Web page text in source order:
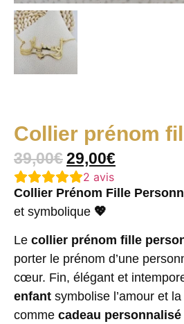
Collier prénom
39,00€29,00€
2 avis
Collier Prénom Fille
et symbolique 💖
Le collier prénom fille
porter le prénom d’une
cœur. Fin, élégant et
enfant symbolise l’amour et
comme cadeau